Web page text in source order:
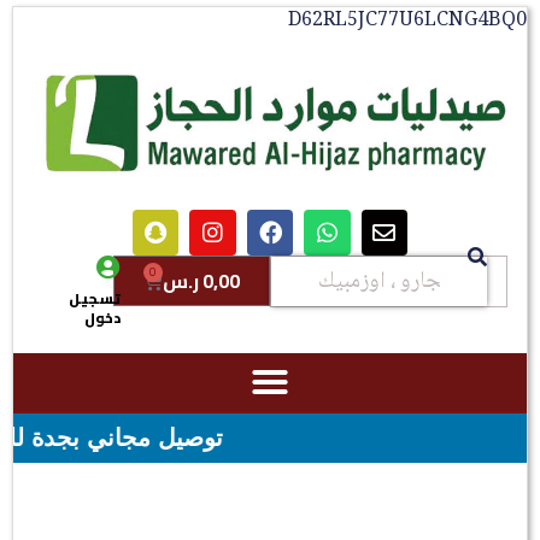
D62RL5JC77U6LCNG4BQ0
0,00ر.س 0
تسجيل
دخول
توصيل مجاني بجدة للطلبات فوق قيمه ال ١٠٠ ريال -